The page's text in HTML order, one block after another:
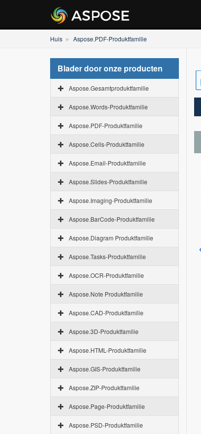
Huis Aspose.PDF-Produktfamilie
Blader door onze producten
Aspose.Gesamtproduktfamilie
Aspose.Words-Produktfamilie
Aspose.PDF-Produktfamilie
Aspose.Cells-Produktfamilie
Aspose.Email-Produktfamilie
Aspose.Slides-Produktfamilie
Aspose.Imaging-Produktfamilie
Aspose.BarCode-Produktfamilie
Aspose.Diagram Produktfamilie
Aspose.Tasks-Produktfamilie
Aspose.OCR-Produktfamilie
Aspose.Note Produktfamilie
Aspose.CAD-Produktfamilie
Aspose.3D-Produktfamilie
Aspose.HTML-Produktfamilie
Aspose.GIS-Produktfamilie
Aspose.ZIP-Produktfamilie
Aspose.Page-Produktfamilie
Aspose.PSD-Produktfamilie